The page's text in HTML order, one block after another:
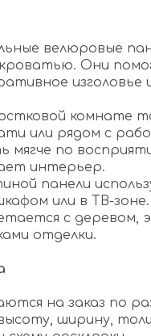
велюровые
Они
изголовье
комнате
или рядом с
мягче по
интерьер.
панели
или в ТВ-
с деревом,
отделки.
на заказ по
ширину,